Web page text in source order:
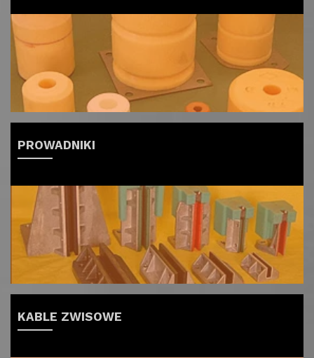
PROWADNIKI
KABLE ZWISOWE